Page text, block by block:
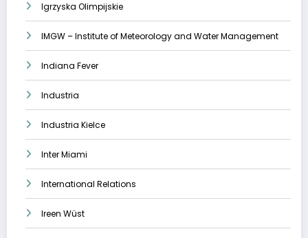
Igrzyska Olimpijskie
IMGW – Institute of Meteorology and Water Management
Indiana Fever
Industria
Industria Kielce
Inter Miami
International Relations
Ireen Wüst